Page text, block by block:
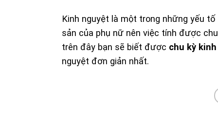
Kinh nguyệt là một trong những yếu
sản của phụ nữ nên việc tính được
trên đây bạn sẽ biết được chu kỳ
nguyệt đơn giản nhất.